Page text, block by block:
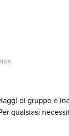
di gruppo e
qualsiasi